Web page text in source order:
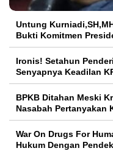
Untung
Bukti Komitmen
Ironis! Setahun
Senyapnya Keadilan
BPKB Ditahan Meski
Nasabah Pertanyakan
War On Drugs For
Hukum Dengan